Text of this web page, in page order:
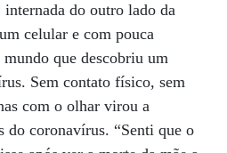
do outro lado da
celular e com pouca
que descobriu um
Sem contato físico, sem
com o olhar virou a
do coronavírus. “Senti que o